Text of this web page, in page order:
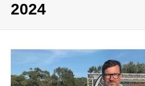
2024